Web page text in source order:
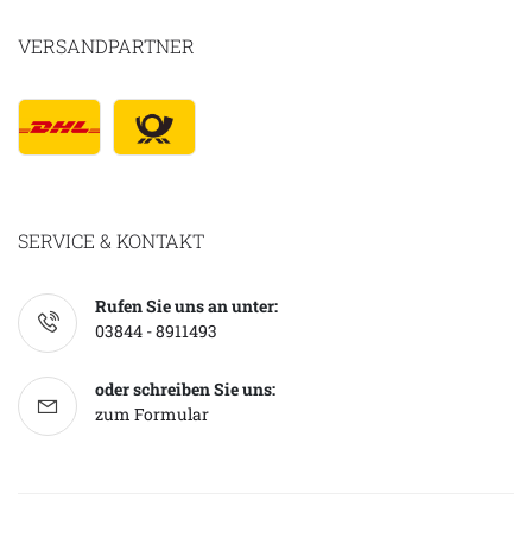
VERSANDPARTNER
SERVICE & KONTAKT
Rufen Sie uns an unter:
03844 - 8911493
oder schreiben Sie uns:
zum Formular